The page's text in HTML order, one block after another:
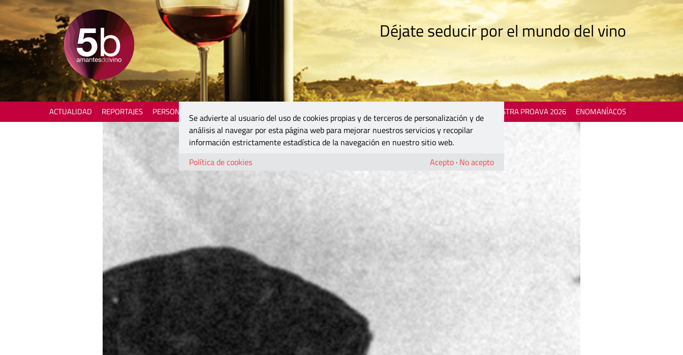
Déjate seducir por el mundo del vino
ACTUALIDAD REPORTAJES PERSONAJES MOSTRA PROAVA 2026 ENOMANÍACOS
Se advierte al usuario del uso de cookies propias y de terceros de personalización y de
análisis al navegar por esta página web para mejorar nuestros servicios y recopilar
información estrictamente estadística de la navegación en nuestro sitio web.
Política de cookies
Acepto · No acepto